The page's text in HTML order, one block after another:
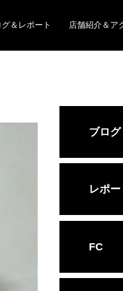
グ＆レポート 店舗紹介＆ア
ブログ
レポー
FC